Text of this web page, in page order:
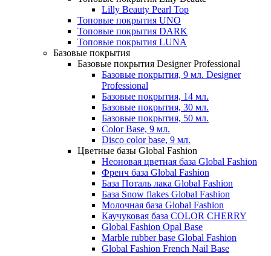
Lilly Beauty Pearl Top
Топовые покрытия UNO
Топовые покрытия DARK
Топовые покрытия LUNA
Базовые покрытия
Базовые покрытия Designer Professional
Базовые покрытия, 9 мл. Designer
Professional
Базовые покрытия, 14 мл.
Базовые покрытия, 30 мл.
Базовые покрытия, 50 мл.
Color Base, 9 мл.
Disco color base, 9 мл.
Цветные базы Global Fashion
Неоновая цветная база Global Fashion
Френч база Global Fashion
База Поталь лака Global Fashion
База Snow flakes Global Fashion
Молочная база Global Fashion
Каучуковая база COLOR CHERRY
Global Fashion Opal Base
Marble rubber base Global Fashion
Global Fashion French Nail Base